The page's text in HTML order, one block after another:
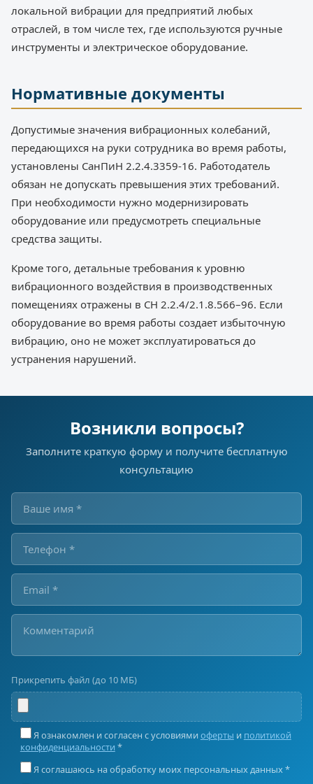
локальной вибрации для предприятий любых
отраслей, в том числе тех, где используются ручные
инструменты и электрическое оборудование.
Нормативные документы
Допустимые значения вибрационных колебаний,
передающихся на руки сотрудника во время работы,
установлены СанПиН 2.2.4.3359-16. Работодатель
обязан не допускать превышения этих требований.
При необходимости нужно модернизировать
оборудование или предусмотреть специальные
средства защиты.
Кроме того, детальные требования к уровню
вибрационного воздействия в производственных
помещениях отражены в СН 2.2.4/2.1.8.566–96. Если
оборудование во время работы создает избыточную
вибрацию, оно не может эксплуатироваться до
устранения нарушений.
Возникли вопросы?
Заполните краткую форму и получите бесплатную
консультацию
Прикрепить файл (до 10 МБ)
Я ознакомлен и согласен с условиями оферты и политикой
конфиденциальности *
Я соглашаюсь на обработку моих персональных данных *